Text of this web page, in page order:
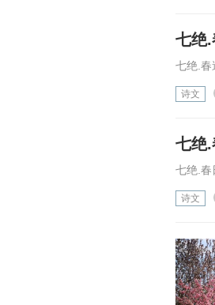
七绝
七绝.春
诗文
七绝
七绝.春
诗文